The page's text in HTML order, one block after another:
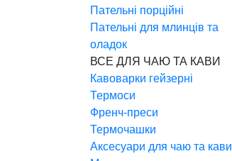
Пательні порційні
Пательні для млинців та
оладок
ВСЕ ДЛЯ ЧАЮ ТА КАВИ
Кавоварки гейзерні
Термоси
Френч-преси
Термочашки
Аксесуари для чаю та кави